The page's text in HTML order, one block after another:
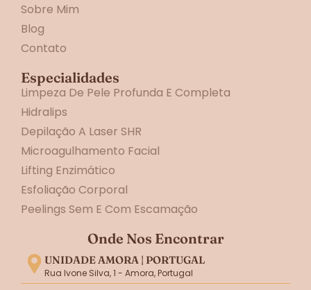
Sobre Mim
Blog
Contato
Especialidades
Limpeza De Pele Profunda E Completa
Hidralips
Depilação A Laser SHR
Microagulhamento Facial
Lifting Enzimático
Esfoliação Corporal
Peelings Sem E Com Escamação
Onde Nos Encontrar
UNIDADE AMORA | PORTUGAL
Rua Ivone Silva, 1 - Amora, Portugal